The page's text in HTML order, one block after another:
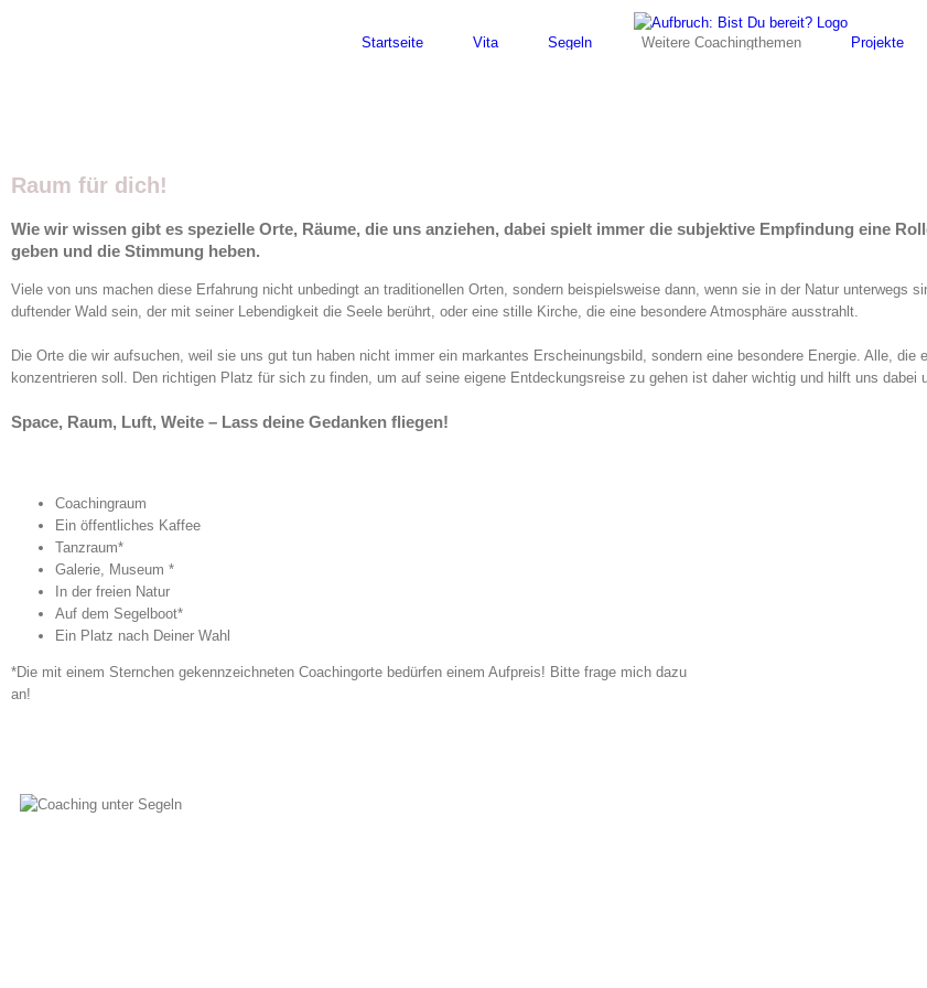
Startseite
Vita Segeln Weitere Coachingthemen Projekte
Raum für dich!
Wie wir wissen gibt es spezielle Orte, Räume, die uns anziehen, dabei spielt immer die subjektive Empfindung eine
geben und die Stimmung heben.
Viele von uns machen diese Erfahrung nicht unbedingt an traditionellen Orten, sondern beispielsweise dann, wenn sie in der Natur
duftender Wald sein, der mit seiner Lebendigkeit die Seele berührt, oder eine stille Kirche, die eine besondere Atmosphäre ausstrahlt.
Die Orte die wir aufsuchen, weil sie uns gut tun haben nicht immer ein markantes Erscheinungsbild, sondern eine besondere Energie. Alle,
konzentrieren soll. Den richtigen Platz für sich zu finden, um auf seine eigene Entdeckungsreise zu gehen ist daher wichtig und hilft uns dabei
Space, Raum, Luft, Weite – Lass deine Gedanken fliegen!
Coachingraum
Ein öffentliches Kaffee
Tanzraum*
Galerie, Museum *
In der freien Natur
Auf dem Segelboot*
Ein Platz nach Deiner Wahl
*Die mit einem Sternchen gekennzeichneten Coachingorte bedürfen einem Aufpreis! Bitte frage mich dazu
an!